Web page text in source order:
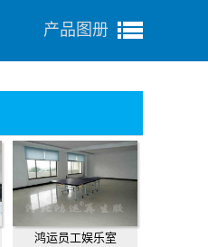
产品图册
鸿运员工娱乐室